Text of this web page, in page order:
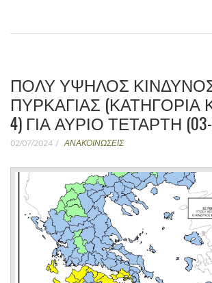
ΠΟΛΥ ΥΨΗΛΟΣ
ΠΥΡΚΑΓΙΑΣ (ΚΑΤΗΓΟΡΊΑ
4) ΓΙΑ ΑΎΡΙΟ ΤΕΤΆΡΤΗ (03-
02/07/2024 ΑΝΑΚΟΙΝΩΣΕΙΣ